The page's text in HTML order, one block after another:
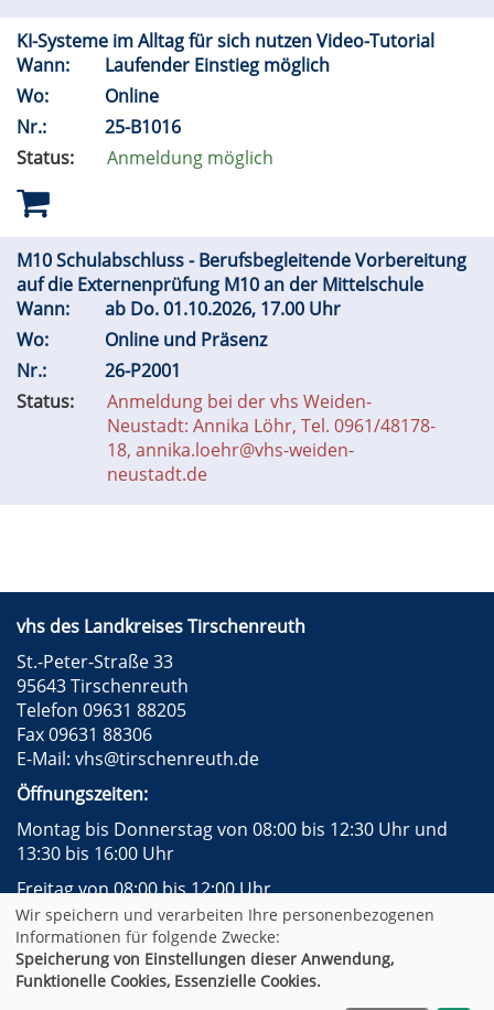
KI-Systeme im Alltag für sich nutzen Video-Tutorial
Wann:
Laufender Einstieg möglich
Wo:
Online
Nr.:
25-B1016
Status:
Anmeldung möglich
M10 Schulabschluss - Berufsbegleitende Vorbereitung
auf die Externenprüfung M10 an der Mittelschule
Wann:
ab Do.01.10.2026, 17.00 Uhr
Wo:
Online und Präsenz
Nr.:
26-P2001
Status:
Anmeldung bei der vhs Weiden-
Neustadt: Annika Löhr, Tel. 0961/48178-
18, annika.loehr@vhs-weiden-
neustadt.de
vhs des Landkreises Tirschenreuth
St.-Peter-Straße 33
95643 Tirschenreuth
Telefon 09631 88205
Fax 09631 88306
E-Mail: vhs@tirschenreuth.de
Öffnungszeiten:
Montag bis Donnerstag von 08:00 bis 12:30 Uhr und
13:30 bis 16:00 Uhr
Freitag von 08:00 bis 12:00 Uhr
Facebook
Instagram
Impressum
AGB
Datenschutzerklärung
Widerrufsformular
Newsletter
Sitemap
Wir speichern und verarbeiten Ihre personenbezogenen
Informationen für folgende Zwecke:
Speicherung von Einstellungen dieser Anwendung,
Funktionelle Cookies, Essenzielle Cookies.